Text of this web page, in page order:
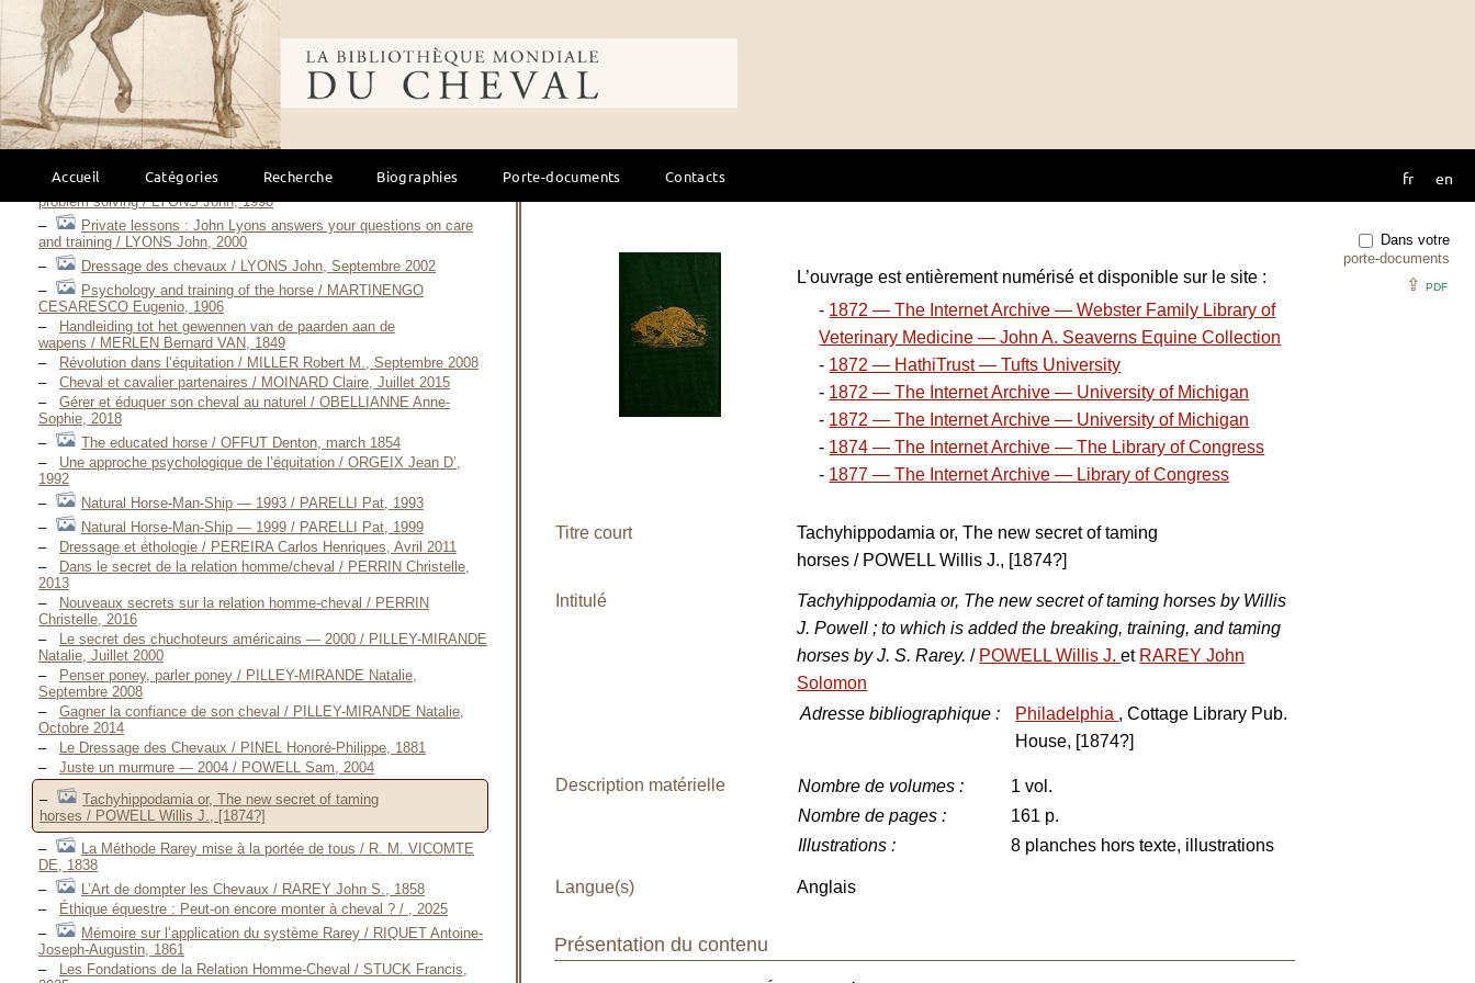
Bibliothèque mondiale du cheval
Accueil Catégories Recherche Biographies Porte-documents Contacts fr en
Les chevaux ne mentent jamais — 2011 / IRWIN Chris, Avril 2011
Danse avec ton cheval d’ombre / IRWIN Chris, 2015
Horse Brain, Human Brain / JONES Janet L., 2020
Cerveau équin, cerveau humain / JONES Janet L., 2024
Travailler son cheval selon les principes de
l’apprentissage / LANSADE Léa, Juillet 2015
Lyons on horses — 1991 / LYONS John, 1991
Communication through the reins for english riding / LYONS John,
Communicating with cues : the rider’s guide to training and
problem solving / LYONS John, 1998
Private lessons : John Lyons answers your questions on care
and training / LYONS John, 2000
Dressage des chevaux / LYONS John, Septembre 2002
Psychology and training of the horse / MARTINENGO
CESARESCO Eugenio, 1906
Handleiding tot het gewennen van de paarden aan de
wapens / MERLEN Bernard VAN, 1849
Révolution dans l’équitation / MILLER Robert M., Septembre 2008
Cheval et cavalier partenaires / MOINARD Claire, Juillet 2015
Gérer et éduquer son cheval au naturel / OBELLIANNE Anne-
Sophie, 2018
The educated horse / OFFUT Denton, march 1854
Une approche psychologique de l’équitation / ORGEIX Jean D’,
1992
Natural Horse-Man-Ship — 1993 / PARELLI Pat, 1993
Natural Horse-Man-Ship — 1999 / PARELLI Pat, 1999
Dressage et éthologie / PEREIRA Carlos Henriques, Avril 2011
Dans le secret de la relation homme/cheval / PERRIN Christelle,
2013
Nouveaux secrets sur la relation homme-cheval / PERRIN
Christelle, 2016
Le secret des chuchoteurs américains — 2000 / PILLEY-MIRANDE
Natalie, Juillet 2000
Penser poney, parler poney / PILLEY-MIRANDE Natalie,
Septembre 2008
Gagner la confiance de son cheval / PILLEY-MIRANDE Natalie,
Octobre 2014
Le Dressage des Chevaux / PINEL Honoré-Philippe, 1881
Juste un murmure — 2004 / POWELL Sam, 2004
Tachyhippodamia or, The new secret of taming
horses / POWELL Willis J., [1874?]
La Méthode Rarey mise à la portée de tous / R. M. VICOMTE
DE, 1838
L’Art de dompter les Chevaux / RAREY John S., 1858
Éthique équestre : Peut-on encore monter à cheval ? / , 2025
Mémoire sur l’application du système Rarey / RIQUET Antoine-
Joseph-Augustin, 1861
Les Fondations de la Relation Homme-Cheval / STUCK Francis,
Dans votre
porte-documents
⇪ PDF
L’ouvrage est entièrement numérisé et disponible sur le site :
- 1872 — The Internet Archive — Webster Family Library of
Veterinary Medicine — John A. Seaverns Equine Collection
- 1872 — HathiTrust — Tufts University
- 1872 — The Internet Archive — University of Michigan
- 1872 — The Internet Archive — University of Michigan
- 1874 — The Internet Archive — The Library of Congress
- 1877 — The Internet Archive — Library of Congress
Titre court
Tachyhippodamia or, The new secret of taming
horses / POWELL Willis J., [1874?]
Intitulé
Tachyhippodamia or, The new secret of taming horses by Willis
J. Powell ; to which is added the breaking, training, and taming
horses by J. S. Rarey./ POWELL Willis J.et RAREY John
Solomon
Adresse bibliographique : Philadelphia , Cottage Library Pub.
House, [1874?]
Description matérielle Nombre de volumes :
1 vol.
Nombre de pages :
161 p.
Illustrations : 8 planches hors texte, illustrations
Langue(s) Anglais
Présentation du contenu